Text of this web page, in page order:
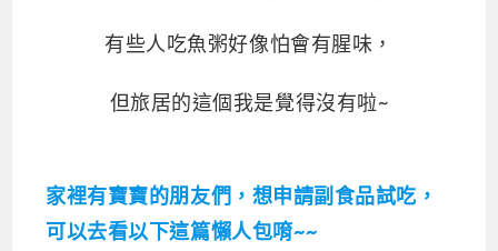
有些人吃魚粥好像怕會有腥味，
但旅居的這個我是覺得沒有啦~
家裡有寶寶的朋友們，想申請副食品試吃，
可以去看以下這篇懶人包唷~~